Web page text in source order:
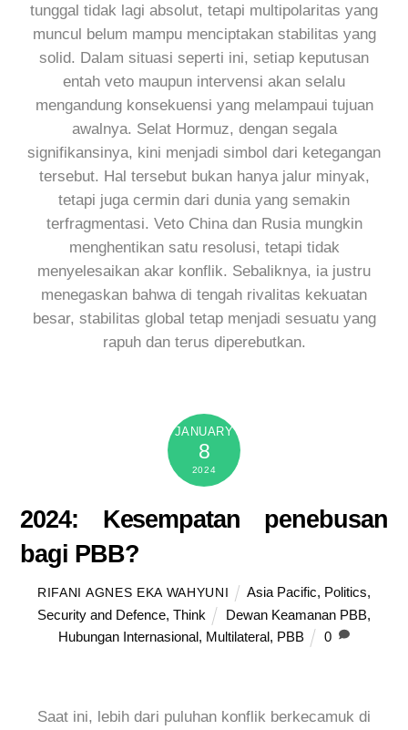
tunggal tidak lagi absolut, tetapi multipolaritas yang
muncul belum mampu menciptakan stabilitas yang
solid. Dalam situasi seperti ini, setiap keputusan
entah veto maupun intervensi akan selalu
mengandung konsekuensi yang melampaui tujuan
awalnya. Selat Hormuz, dengan segala
signifikansinya, kini menjadi simbol dari ketegangan
tersebut. Hal tersebut bukan hanya jalur minyak,
tetapi juga cermin dari dunia yang semakin
terfragmentasi. Veto China dan Rusia mungkin
menghentikan satu resolusi, tetapi tidak
menyelesaikan akar konflik. Sebaliknya, ia justru
menegaskan bahwa di tengah rivalitas kekuatan
besar, stabilitas global tetap menjadi sesuatu yang
rapuh dan terus diperebutkan.
JANUARY
8
2024
2024: Kesempatan penebusan
bagi PBB?
RIFANI AGNES EKA WAHYUNI Asia Pacific, Politics,
Security and Defence, Think Dewan Keamanan PBB,
Hubungan Internasional, Multilateral, PBB 0
Saat ini, lebih dari puluhan konflik berkecamuk di